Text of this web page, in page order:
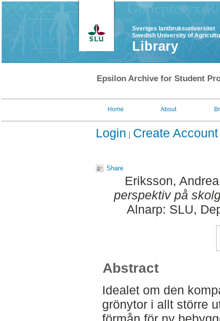
Sveriges lantbruksuniversitet
Swedish University of
Library
Epsilon Archive for Student
Home About
Login Create Account
Share
Eriksson, Andrea
perspektiv på
Alnarp: SLU,
Abstract
Idealet om den
grönytor i allt större